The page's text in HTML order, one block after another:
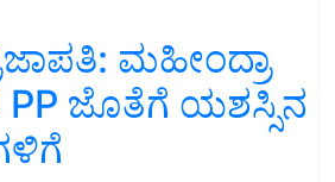
ಮಹೀಂದ್ರಾ
PP ಜೊತೆಗೆ ಯಶಸ್ಸಿನ